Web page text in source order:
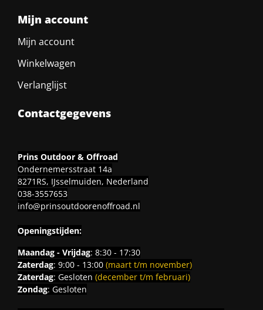
Mijn account
Mijn account
Winkelwagen
Verlanglijst
Contactgegevens
Prins Outdoor & Offroad
Ondernemersstraat 14a
8271RS, IJsselmuiden, Nederland
038-3557653
info@prinsoutdoorenoffroad.nl
Openingstijden:
Maandag - Vrijdag: 8:30 - 17:30
Zaterdag: 9:00 - 13:00 (maart t/m november)
Zaterdag: Gesloten (december t/m februari)
Zondag: Gesloten